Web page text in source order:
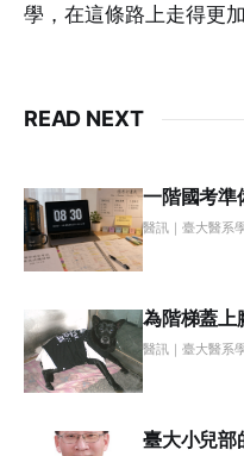
學，在這條路上走得更
READ NEXT
一階國考準
醫訊｜臺大醫系
為階梯蓋上
醫訊｜臺大醫系
臺大小兒部